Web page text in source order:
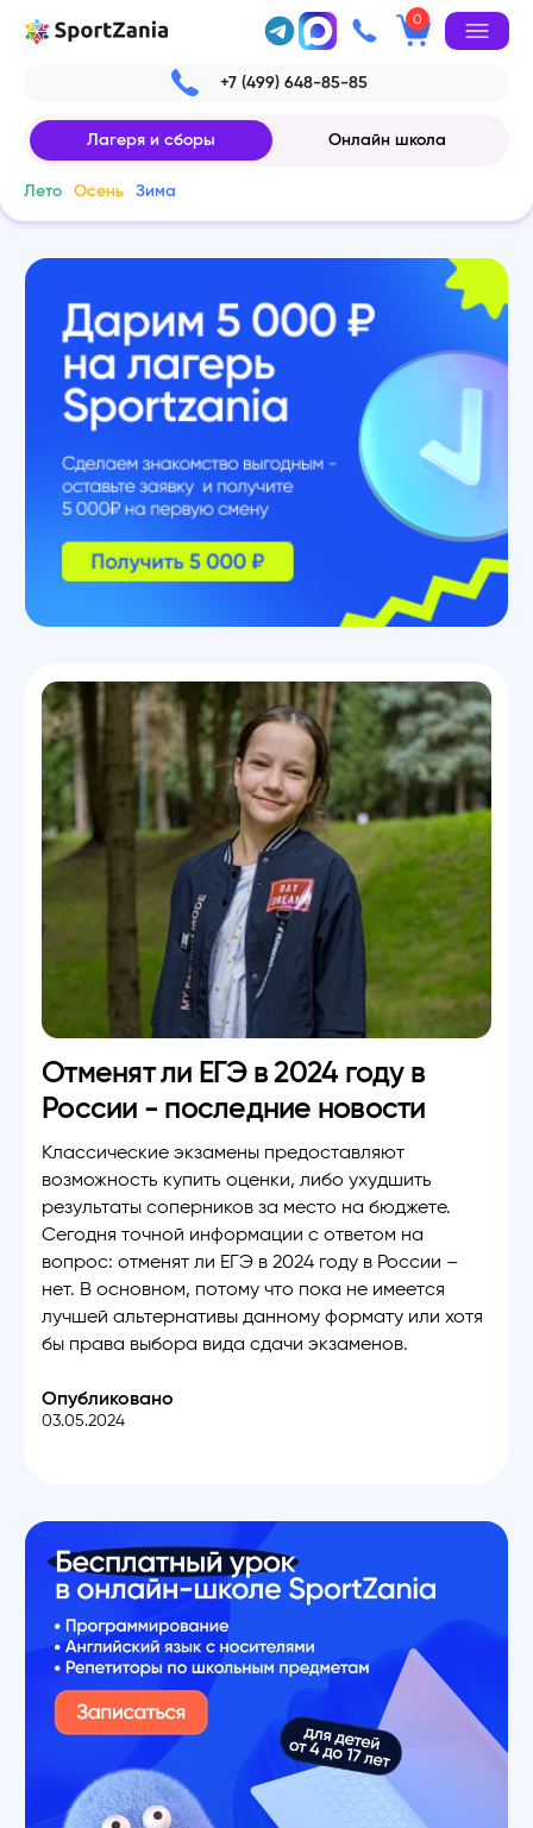
0
+7 (499) 648-85-85
Лагеря и сборы Онлайн школа
Лето Осень Зима
Отменят ли ЕГЭ в 2024 году в
России - последние новости
Классические экзамены предоставляют
возможность купить оценки, либо ухудшить
результаты соперников за место на бюджете.
Сегодня точной информации с ответом на
вопрос: отменят ли ЕГЭ в 2024 году в России –
нет. В основном, потому что пока не имеется
лучшей альтернативы данному формату или хотя
бы права выбора вида сдачи экзаменов.
Опубликовано
03.05.2024